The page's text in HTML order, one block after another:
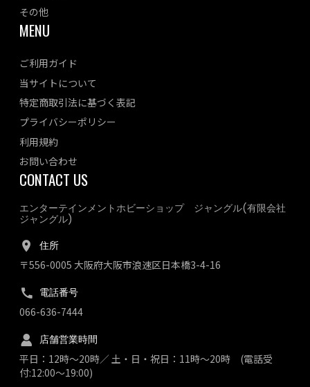
その他
MENU
ご利用ガイド
当サイトについて
特定商取引法に基づく表記
プライバシーポリシー
利用規約
お問い合わせ
CONTACT US
エンターテインメントホビーショップ ジャングル(有限会社
ジャングル)
住所
〒556-0005 大阪府大阪市浪速区日本橋3-4-16
電話番号
066-636-7444
店舗営業時間
平日：12時～20時／ 土・日・祝日：11時～20時 (電話受
付:12:00～19:00)